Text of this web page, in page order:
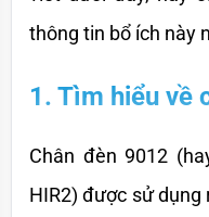
thông tin bổ ích này
1. Tìm hiểu về
Chân đèn 9012
HIR2) được sử dụng